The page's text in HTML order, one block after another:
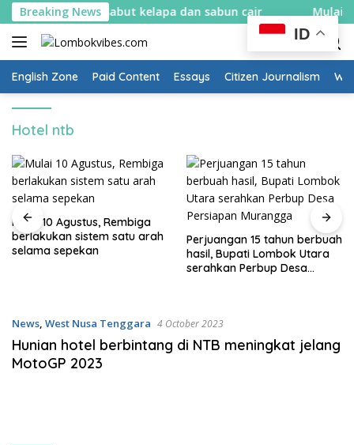
Skip
to
content
Breaking News
spons sabut kelapa dan sabun cair Mulai 10
English Zone Paid Content Essays Citizen Journalism
Hotel ntb
Mulai 10 Agustus, Rembiga
berlakukan sistem satu arah
selama sepekan
Perjuangan 15 tahun berbuah
hasil, Bupati Lombok Utara
serahkan Perbup Desa
News, West Nusa Tenggara 4 October 2023
Hunian hotel berbintang di NTB meningkat jelang
MotoGP 2023
ID